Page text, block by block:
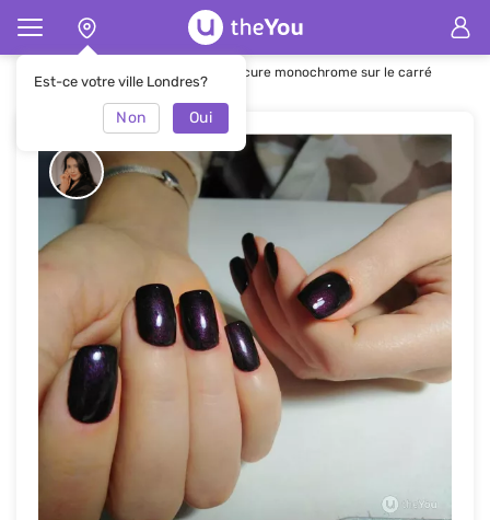
Est-ce votre ville Londres?
Non Oui
Page d'accueil Manucure Manucure monochrome sur le carré